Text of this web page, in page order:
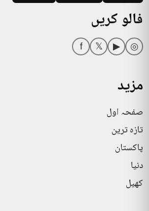
فالو کریں
◎
▶
𝕏
f
مزید
صفحہ اول
تازہ ترین
پاکستان
دنیا
کھیل